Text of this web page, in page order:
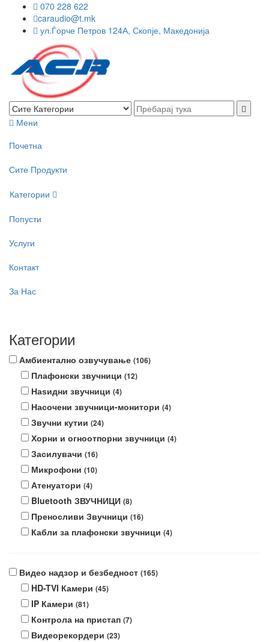
070 228 622
caraudio@t.mk
ул.Ѓорче Петров 124А, Скопје, Македонија
Мени
Почетна
Сите Продукти
Категории
Попусти
Услуги
Контакт
За Нас
Категории
Амбиентално озвучување (106)
Плафонски звучници (12)
Наѕидни звучници (4)
Насочени звучници-монитори (4)
Звучни кутии (24)
Хорни и огноотпорни звучници (4)
Засилувачи (16)
Микрофони (10)
Атенуатори (4)
Bluetooth ЗВУЧНИЦИ (8)
Преносливи Звучници (16)
Кабли за плафонски звучници (4)
Видео надзор и безбедност (165)
HD-TVI Камери (45)
IP Камери (81)
Контрола на пристап (7)
Видеорекордери (23)